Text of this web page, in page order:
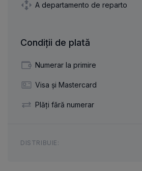
A departamento de reparto
Condiții de plată
Numerar la primire
Visa și Mastercard
Plăți fără numerar
DISTRIBUIE: